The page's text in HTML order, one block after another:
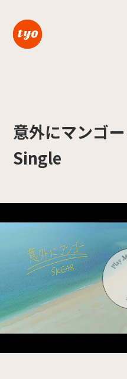
意外にマンゴ
Single